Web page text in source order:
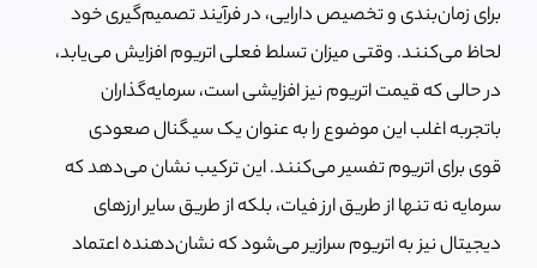
برای زمان‌بندی و تخصیص دارایی، در فرآیند تصمیم‌گیری خود
لحاظ می‌کنند. وقتی میزان تسلط فعلی اتریوم افزایش می‌یابد،
در حالی که قیمت اتریوم نیز افزایشی است، سرمایه‌گذاران
باتجربه اغلب این موضوع را به عنوان یک سیگنال صعودی
قوی برای اتریوم تفسیر می‌کنند. این ترکیب نشان می‌دهد که
سرمایه نه تنها از طریق ارز فیات، بلکه از طریق سایر ارزهای
دیجیتال نیز به اتریوم سرازیر می‌شود که نشان‌دهنده اعتماد